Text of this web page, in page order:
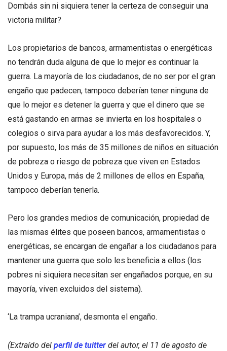
Dombás sin ni siquiera tener la certeza de conseguir una
victoria militar?
Los propietarios de bancos, armamentistas o energéticas
no tendrán duda alguna de que lo mejor es continuar la
guerra. La mayoría de los ciudadanos, de no ser por el gran
engaño que padecen, tampoco deberían tener ninguna de
que lo mejor es detener la guerra y que el dinero que se
está gastando en armas se invierta en los hospitales o
colegios o sirva para ayudar a los más desfavorecidos. Y,
por supuesto, los más de 35 millones de niños en situación
de pobreza o riesgo de pobreza que viven en Estados
Unidos y Europa, más de 2 millones de ellos en España,
tampoco deberían tenerla.
Pero los grandes medios de comunicación, propiedad de
las mismas élites que poseen bancos, armamentistas o
energéticas, se encargan de engañar a los ciudadanos para
mantener una guerra que solo les beneficia a ellos (los
pobres ni siquiera necesitan ser engañados porque, en su
mayoría, viven excluidos del sistema).
‘La trampa ucraniana’, desmonta el engaño.
(Extraído del perfil de tuitter del autor, el 11 de agosto de